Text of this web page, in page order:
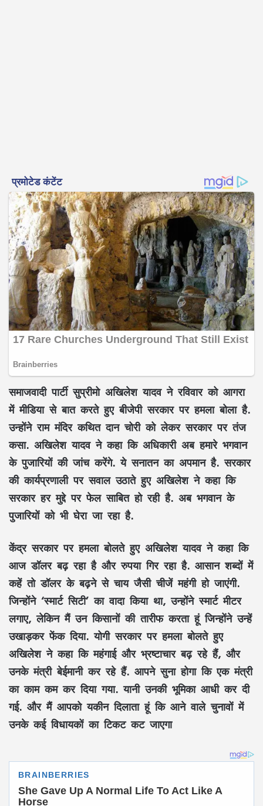
समाजवादी पार्टी सुप्रीमो अखिलेश यादव ने रविवार को आगरा
में मीडिया से बात करते हुए बीजेपी सरकार पर हमला बोला है.
उन्होंने राम मंदिर कथित दान चोरी को लेकर सरकार पर तंज
कसा. अखिलेश यादव ने कहा कि अधिकारी अब हमारे भगवान
के पुजारियों की जांच करेंगे. ये सनातन का अपमान है. सरकार
की कार्यप्रणाली पर सवाल उठाते हुए अखिलेश ने कहा कि
सरकार हर मुद्दे पर फेल साबित हो रही है. अब भगवान के
पुजारियों को भी घेरा जा रहा है.
केंद्र सरकार पर हमला बोलते हुए अखिलेश यादव ने कहा कि
आज डॉलर बढ़ रहा है और रुपया गिर रहा है. आसान शब्दों में
कहें तो डॉलर के बढ़ने से चाय जैसी चीजें महंगी हो जाएंगी.
जिन्होंने ‘स्मार्ट सिटी’ का वादा किया था, उन्होंने स्मार्ट मीटर
लगाए, लेकिन मैं उन किसानों की तारीफ करता हूं जिन्होंने उन्हें
उखाड़कर फेंक दिया. योगी सरकार पर हमला बोलते हुए
अखिलेश ने कहा कि महंगाई और भ्रष्टाचार बढ़ रहे हैं, और
उनके मंत्री बेईमानी कर रहे हैं. आपने सुना होगा कि एक मंत्री
का काम कम कर दिया गया. यानी उनकी भूमिका आधी कर दी
गई. और मैं आपको यकीन दिलाता हूं कि आने वाले चुनावों में
उनके कई विधायकों का टिकट कट जाएगा